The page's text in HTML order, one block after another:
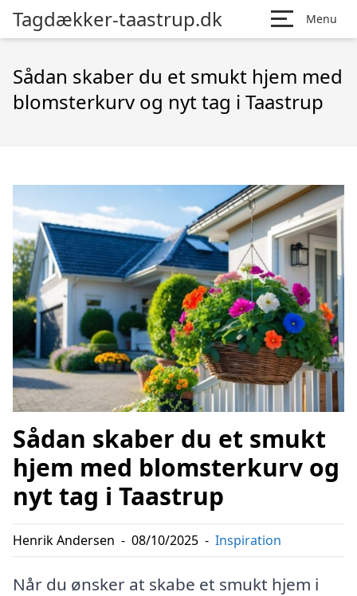
Tagdækker-taastrup.dk Menu
Sådan skaber du et smukt hjem med
blomsterkurv og nyt tag i Taastrup
Sådan skaber du et smukt
hjem med blomsterkurv og
nyt tag i Taastrup
Henrik Andersen - 08/10/2025 - Inspiration
Når du ønsker at skabe et smukt hjem i